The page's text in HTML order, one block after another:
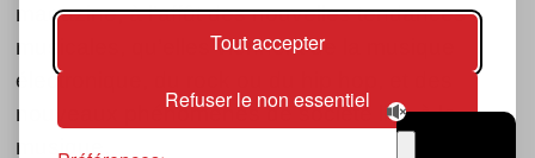
Tout accepter
Refuser le non essentiel
magazine, à l’affût des nouvelles tendances
musicales, qu’elles viennent de la musique
électronique, du rock ou du hip hop, et des
nouveaux phénomènes de société liés à la
musique.